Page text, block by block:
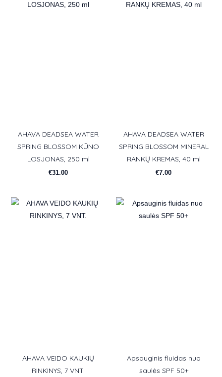
AHAVA DEADSEA WATER
SPRING BLOSSOM KŪNO
LOSJONAS, 250 ml
€31.00
AHAVA DEADSEA WATER
SPRING BLOSSOM MINERAL
RANKŲ KREMAS, 40 ml
€7.00
AHAVA VEIDO KAUKIŲ
RINKINYS, 7 VNT.
Apsauginis fluidas nuo
saulės SPF 50+